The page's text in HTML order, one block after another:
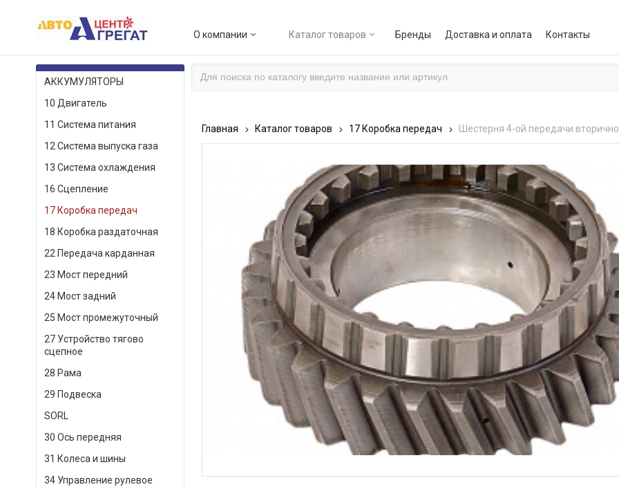
О компании Каталог товаров Бренды Доставка и оплата Контакты
КАТАЛОГ ТОВАРОВ
АККУМУЛЯТОРЫ
10 Двигатель
11 Система питания
12 Система выпуска газа
13 Система охлаждения
16 Сцепление
17 Коробка передач
18 Коробка раздаточная
22 Передача карданная
23 Мост передний
24 Мост задний
25 Мост промежуточный
27 Устройство тягово
сцепное
28 Рама
29 Подвеска
SORL
30 Ось передняя
31 Колеса и шины
34 Управление рулевое
Главная Каталог товаров 17 Коробка передач Шестерня 4-ой передачи